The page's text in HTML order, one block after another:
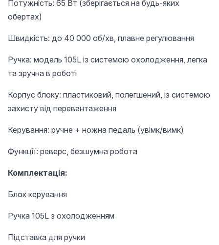
Потужність: 65 Вт (зберігається на будь-яких
обертах)
Швидкість: до 40 000 об/хв, плавне регулювання
Ручка: модель 105L із системою охолодження, легка
та зручна в роботі
Корпус блоку: пластиковий, полегшений, із системою
захисту від перевантаження
Керування: ручне + ножна педаль (увімк/вимк)
Функції: реверс, безшумна робота
Комплектація:
Блок керування
Ручка 105L з охолодженням
Підставка для ручки